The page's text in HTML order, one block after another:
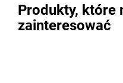
Produkty, które
zainteresować